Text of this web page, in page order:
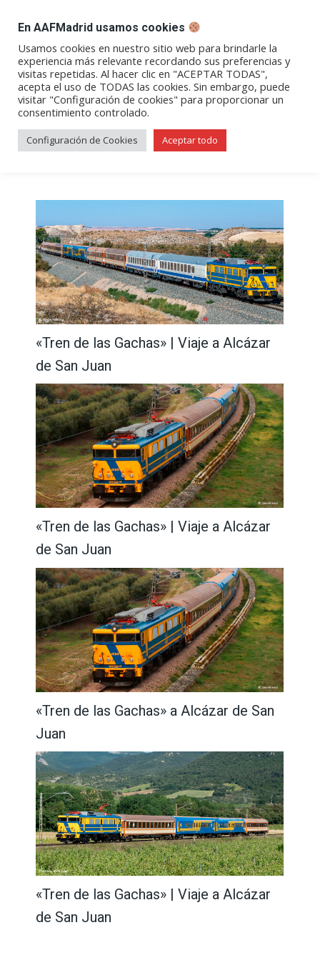
Abrir
enlace
en
una
ventana/pestaña
Abrir
enlace
en
una
ventana/pestaña
Abrir
enlace
en
una
ventana/pestaña
Abrir
enlace
en
una
Abrir
enlace
en
una
Archivos de etiqueta:alcázar
de san juan
«Tren de las Gachas» | Viaje a Alcázar
de San Juan
«Tren de las Gachas» | Viaje a Alcázar
de San Juan
«Tren de las Gachas» a Alcázar de San
Juan
«Tren de las Gachas» | Viaje a Alcázar
de San Juan
En AAFMadrid usamos cookies
Usamos cookies en nuestro sitio web para brindarle la
experiencia más relevante recordando sus preferencias y
visitas repetidas. Al hacer clic en "ACEPTAR TODAS",
acepta el uso de TODAS las cookies. Sin embargo, puede
visitar "Configuración de cookies" para proporcionar un
consentimiento controlado.
Configuración de Cookies Aceptar todo